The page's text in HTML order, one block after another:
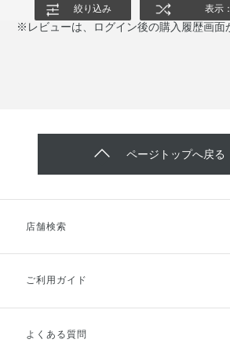
れも入っていないので有難いです。
絞り込み 表示
※レビューは、ログイン後の購入履歴画面
ページトップへ戻る
店舗検索
ご利用ガイド
ご利用ガイドトップ
よくある質問